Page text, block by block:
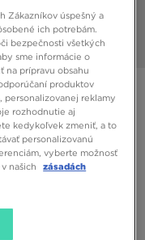
Zákazníkov úspešný a
ich potrebám.
bezpečnosti všetkých
sme informácie o
na prípravu obsahu
produktov
personalizovanej reklamy
rozhodnutie aj
kedykoľvek zmeniť, a to
personalizovanú
vyberte možnosť
našich
zásadách